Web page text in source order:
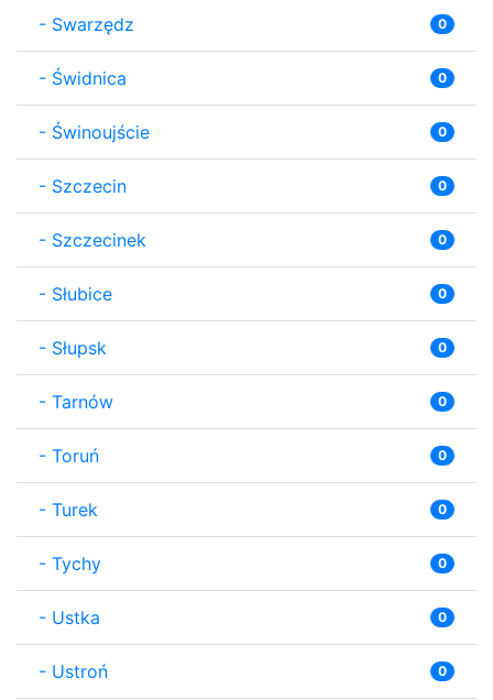
- Swarzędz 0
- Świdnica 0
- Świnoujście 0
- Szczecin 0
- Szczecinek 0
- Słubice 0
- Słupsk 0
- Tarnów 0
- Toruń 0
- Turek 0
- Tychy 0
- Ustka 0
- Ustroń 0